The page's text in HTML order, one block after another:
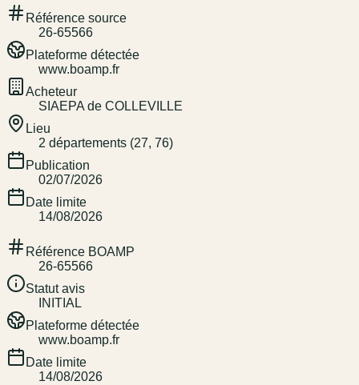
Référence source
26-65566
Plateforme détectée
www.boamp.fr
Acheteur
SIAEPA de COLLEVILLE
Lieu
2 départements (27, 76)
Publication
02/07/2026
Date limite
14/08/2026
Référence BOAMP
26-65566
Statut avis
INITIAL
Plateforme détectée
www.boamp.fr
Date limite
14/08/2026